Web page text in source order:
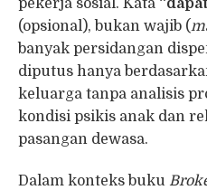
pekerja sosial. Kata
(opsional), bukan wajib (
banyak persidangan
diputus hanya
keluarga tanpa analisis
kondisi psikis anak dan
pasangan dewasa.
Dalam konteks buku